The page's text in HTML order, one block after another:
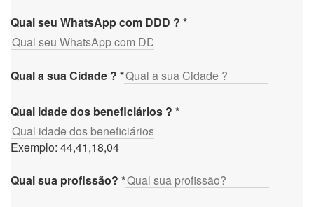
Qual seu WhatsApp com DDD ? *
Qual a sua Cidade ? *
Qual idade dos beneficiários ? *
Exemplo: 44,41,18,04
Qual sua profissão? *